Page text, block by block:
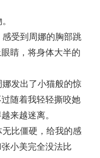
受到周娜的胸部跳
睛，将身体大半的
发出了小猫般的惊
随着我轻轻撕咬她
来越迷离。
比僵硬，给我的感
小美完全没法比